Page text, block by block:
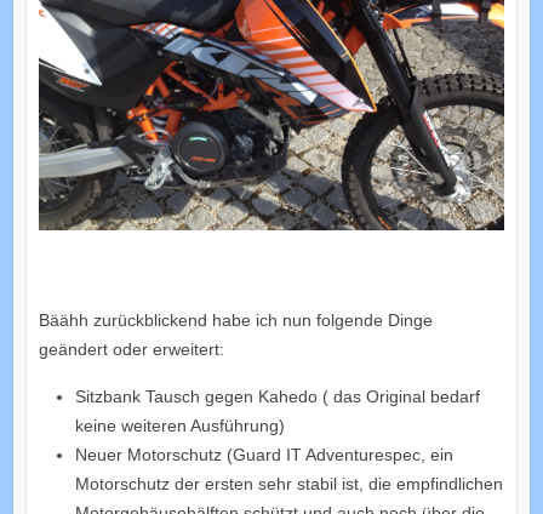
Bäähh zurückblickend habe ich nun folgende Dinge
geändert oder erweitert:
Sitzbank Tausch gegen Kahedo ( das Original bedarf
keine weiteren Ausführung)
Neuer Motorschutz (Guard IT Adventurespec, ein
Motorschutz der ersten sehr stabil ist, die empfindlichen